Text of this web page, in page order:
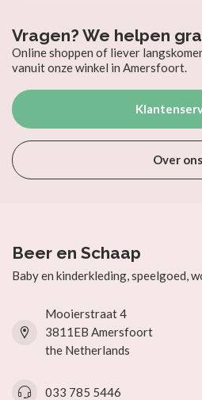
Vragen? We helpen
Online shoppen of liever
vanuit onze winkel in Amersfoort.
Over ons
Beer en Schaap
Baby en kinderkleding, speelgoed,
Mooierstraat 4
3811EB Amersfoort
the Netherlands
033 785 5446